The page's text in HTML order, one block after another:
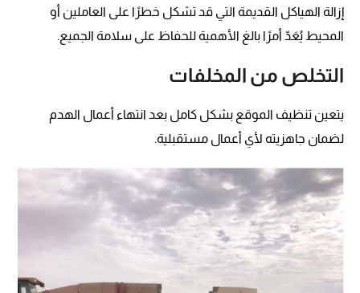
إزالة الهياكل القديمة التي قد تشكل خطرًا على العاملين أو
المحيط يُعَدّ أمرًا بالغ الأهمية للحفاظ على سلامة الجميع.
التخلص من المخلفات
يتعين تنظيف الموقع بشكل كامل بعد انتهاء أعمال الهدم
لضمان جاهزيته لأي أعمال مستقبلية.